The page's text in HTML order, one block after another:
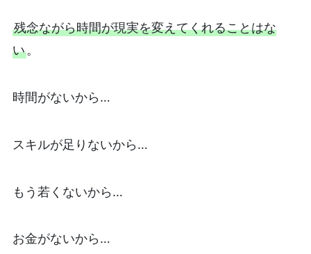
残念ながら時間が現実を変えてくれることはな
い。
時間がないから…
スキルが足りないから…
もう若くないから…
お金がないから…